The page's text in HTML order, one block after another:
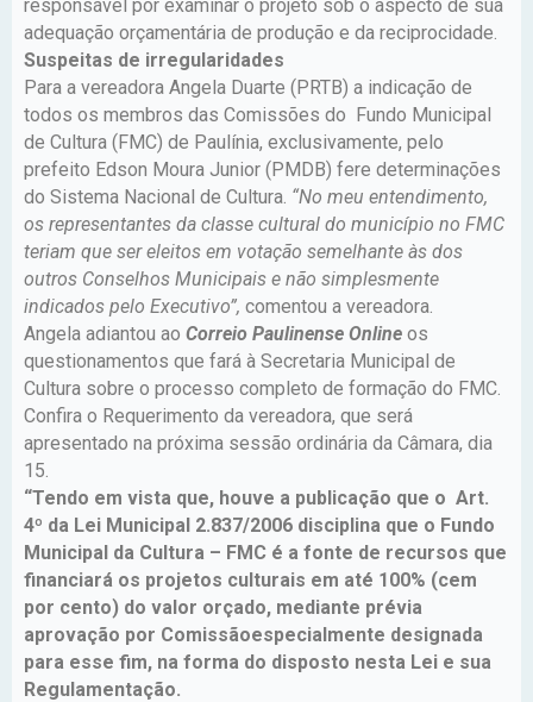
responsável por examinar o projeto sob o aspecto de sua
adequação orçamentária de produção e da reciprocidade.
Suspeitas de irregularidades
Para a vereadora Angela Duarte (PRTB) a indicação de
todos os membros das Comissões do Fundo Municipal
de Cultura (FMC) de Paulínia, exclusivamente, pelo
prefeito Edson Moura Junior (PMDB) fere determinações
do Sistema Nacional de Cultura. “No meu entendimento,
os representantes da classe cultural do município no FMC
teriam que ser eleitos em votação semelhante às dos
outros Conselhos Municipais e não simplesmente
indicados pelo Executivo”, comentou a vereadora.
Angela adiantou ao Correio Paulinense Online os
questionamentos que fará à Secretaria Municipal de
Cultura sobre o processo completo de formação do FMC.
Confira o Requerimento da vereadora, que será
apresentado na próxima sessão ordinária da Câmara, dia
15.
“Tendo em vista que, houve a publicação que o Art.
4º da Lei Municipal 2.837/2006 disciplina que o Fundo
Municipal da Cultura – FMC é a fonte de recursos que
financiará os projetos culturais em até 100% (cem
por cento) do valor orçado, mediante prévia
aprovação por Comissãoespecialmente designada
para esse fim, na forma do disposto nesta Lei e sua
Regulamentação.